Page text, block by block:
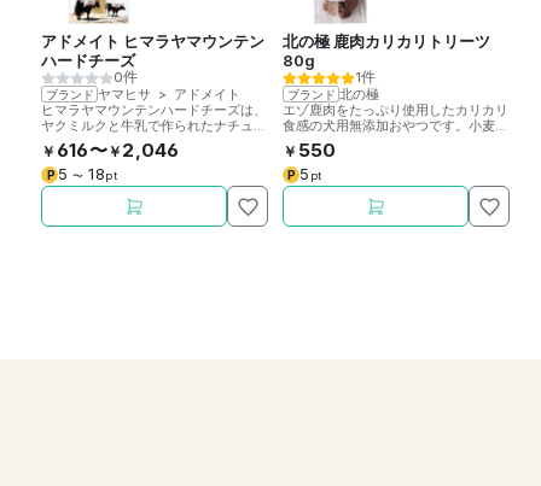
アドメイト ヒマラヤマウンテン
ハードチーズ
0件
ブランド ヤマヒサ > アドメイト
ヒマラヤマウンテンハードチーズは、
ヤクミルクと牛乳で作られたナチュラ
ルチーズガムです。Sサイズ。
￥ 616〜￥ 2,046
P 5 〜 18pt
北の極 鹿肉カリカリトリーツ
80g
1件
ブランド 北の極
エゾ鹿肉をたっぷり使用したカリカリ
食感の犬用無添加おやつです。小麦粉
不使用。
￥ 550
P 5 pt